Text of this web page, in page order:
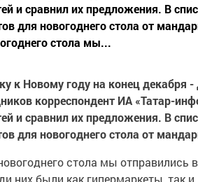
и сравнил их предложения. В
для новогоднего стола от
стола мы...
к Новому году на конец декабря
корреспондент ИА «Татар-
и сравнил их предложения. В
для новогоднего стола от
стола мы отправились
них были как гипермаркеты, так